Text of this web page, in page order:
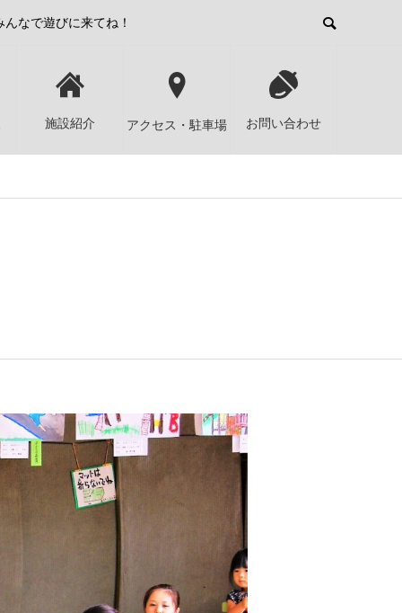
なで遊びに来てね！
施設紹介 アクセス・駐車場 お問い合わせ